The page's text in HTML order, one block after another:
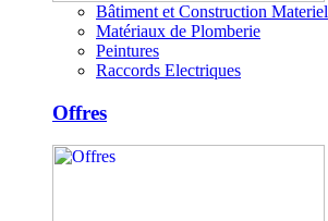
Bâtiment et Construction Materiel
Matériaux de Plomberie
Peintures
Raccords Electriques
Offres